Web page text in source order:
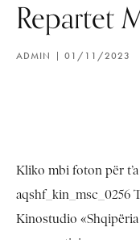
Repartet
ADMIN 01/11/2023
Kliko mbi foton për
aqshf_kin_msc_0256
Kinostudio «Shqipëria